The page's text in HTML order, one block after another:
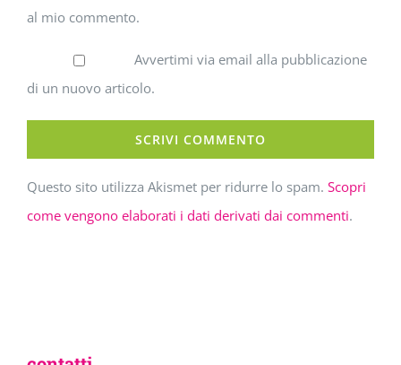
al mio commento.
Avvertimi via email alla pubblicazione
di un nuovo articolo.
Questo sito utilizza Akismet per ridurre lo spam. Scopri
come vengono elaborati i dati derivati dai commenti.